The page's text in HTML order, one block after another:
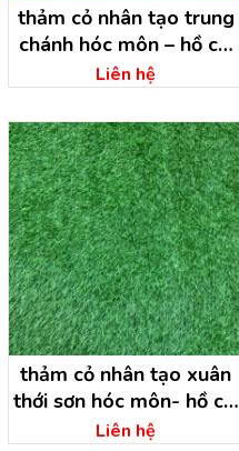
thảm cỏ nhân tạo trung
chánh hóc môn – hồ chí
minh
Liên hệ
thảm cỏ nhân tạo xuân
thới sơn hóc môn- hồ chí
minh
Liên hệ